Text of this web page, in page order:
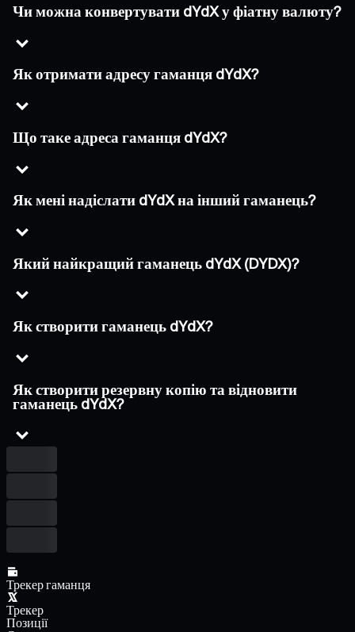
Чи можна конвертувати dYdX у фіатну валюту?
Як отримати адресу гаманця dYdX?
Що таке адреса гаманця dYdX?
Як мені надіслати dYdX на інший гаманець?
Який найкращий гаманець dYdX (DYDX)?
Як створити гаманець dYdX?
Як створити резервну копію та відновити
гаманець dYdX?
Трекер гаманця
Трекер
Позиції